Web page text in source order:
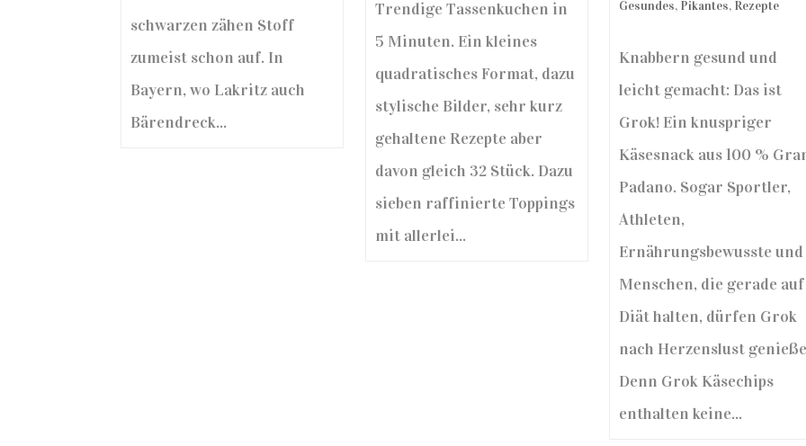
schwarzen zähen Stoff
zumeist schon auf. In
Bayern, wo Lakritz auch
Bärendreck...
Trendige Tassenkuchen in
5 Minuten. Ein kleines
quadratisches Format, dazu
stylische Bilder, sehr kurz
gehaltene Rezepte aber
davon gleich 32 Stück. Dazu
sieben raffinierte Toppings
mit allerlei...
Gesundes, Pikantes, Rezepte
Knabbern gesund und
leicht gemacht: Das ist
Grok! Ein knuspriger
Käsesnack aus 100 %
Padano. Sogar Sportler,
Athleten,
Ernährungsbewusste und
Menschen, die gerade auf
Diät halten, dürfen Grok
nach Herzenslust
Denn Grok Käsechips
enthalten keine...